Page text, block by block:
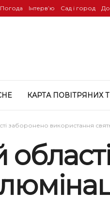
Погода Інтервʼю Сад і город
КАРТА ПОВІТРЯНИХ
заборонено використання